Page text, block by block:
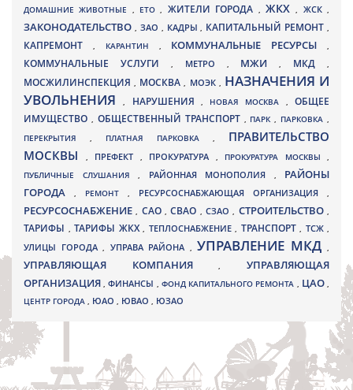
ДОМАШНИЕ ЖИВОТНЫЕ , ЕТО, ЖИТЕЛИ ГОРОДА , ЖКХ, ЖСК,
ЗАКОНОДАТЕЛЬСТВО , ЗАО , КАДРЫ, КАПИТАЛЬНЫЙ РЕМОНТ ,
КАПРЕМОНТ , КАРАНТИН , КОММУНАЛЬНЫЕ РЕСУРСЫ,
КОММУНАЛЬНЫЕ УСЛУГИ , МЕТРО , МЖИ, МКД ,
МОСЖИЛИНСПЕКЦИЯ, МОСКВА , МОЭК , НАЗНАЧЕНИЯ И
УВОЛЬНЕНИЯ, НАРУШЕНИЯ , НОВАЯ МОСКВА ,ОБЩЕЕ
ИМУЩЕСТВО , ОБЩЕСТВЕННЫЙ ТРАНСПОРТ , ПАРК, ПАРКОВКА ,
ПЕРЕКРЫТИЯ , ПЛАТНАЯ ПАРКОВКА , ПРАВИТЕЛЬСТВО
МОСКВЫ
, ПРЕФЕКТ , ПРОКУРАТУРА , ПРОКУРАТУРА МОСКВЫ ,
ПУБЛИЧНЫЕ СЛУШАНИЯ , РАЙОННАЯ МОНОПОЛИЯ , РАЙОНЫ
ГОРОДА
, РЕМОНТ , РЕСУРСОСНАБЖАЮЩАЯ ОРГАНИЗАЦИЯ ,
РЕСУРСОСНАБЖЕНИЕ, САО,СВАО ,СЗАО, СТРОИТЕЛЬСТВО,
ТАРИФЫ , ТАРИФЫ ЖКХ , ТЕПЛОСНАБЖЕНИЕ , ТРАНСПОРТ , ТСЖ ,
УЛИЦЫ ГОРОДА , УПРАВА РАЙОНА , УПРАВЛЕНИЕ МКД ,
УПРАВЛЯЮЩАЯ КОМПАНИЯ,УПРАВЛЯЮЩАЯ
ОРГАНИЗАЦИЯ,ФИНАНСЫ , ФОНД КАПИТАЛЬНОГО РЕМОНТА , ЦАО,
ЦЕНТР ГОРОДА , ЮАО , ЮВАО , ЮЗАО